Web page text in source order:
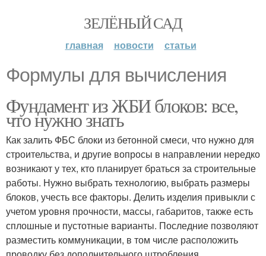
ЗЕЛЁНЫЙ САД
главная новости статьи
Формулы для вычисления
Фундамент из ЖБИ блоков: все,
что нужно знать
Как залить ФБС блоки из бетонной смеси, что нужно для
строительства, и другие вопросы в направлении нередко
возникают у тех, кто планирует браться за строительные
работы. Нужно выбрать технологию, выбрать размеры
блоков, учесть все факторы. Делить изделия привыкли с
учетом уровня прочности, массы, габаритов, также есть
сплошные и пустотные варианты. Последние позволяют
разместить коммуникации, в том числе расположить